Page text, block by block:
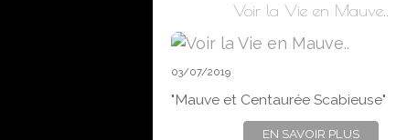
Voir la Vie en Mauve..
03/07/2019
"Mauve et Centaurée Scabieuse"
EN SAVOIR PLUS